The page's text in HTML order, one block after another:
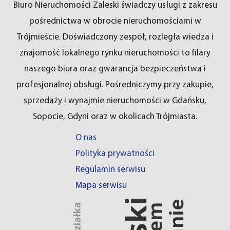
Biuro Nieruchomości Zaleski świadczy usługi z zakresu
pośrednictwa w obrocie nieruchomościami w
Trójmieście. Doświadczony zespół, rozległa wiedza i
znajomość lokalnego rynku nieruchomości to filary
naszego biura oraz gwarancja bezpieczeństwa i
profesjonalnej obsługi. Pośredniczymy przy zakupie,
sprzedaży i wynajmie nieruchomości w Gdańsku,
Sopocie, Gdyni oraz w okolicach Trójmiasta.
O nas
Polityka prywatności
Regulamin serwisu
Mapa serwisu